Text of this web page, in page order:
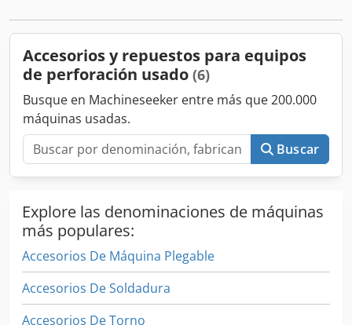
Accesorios y repuestos para equipos
de perforación usado (6)
Busque en Machineseeker entre más que 200.000
máquinas usadas.
Buscar
Explore las denominaciones de máquinas
más populares:
Accesorios De Máquina Plegable
Accesorios De Soldadura
Accesorios De Torno